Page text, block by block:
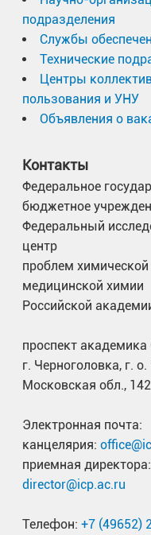
подразделения
Службы
Технические
Центры
пользования и УНУ
Объявления о
Контакты
Федеральное
бюджетное
Федеральный
центр
проблем
медицинской химии
Российской
проспект
г. Черноголовка, г.
Московская обл.,
Электронная почта:
канцелярия:
приемная директора:
director@icp.ac.ru
Телефон: +7 (49652)